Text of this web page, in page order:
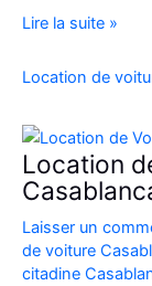
Location
Corsa
Aéroport
|
Location
Voiture
Casablanca
Lire la suite »
Location de
Location
Laisser un
de voiture
citadine